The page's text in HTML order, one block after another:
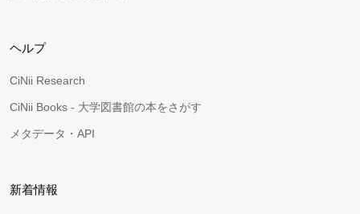
ヘルプ
CiNii Research
CiNii Books - 大学図書館の本をさがす
メタデータ・API
新着情報